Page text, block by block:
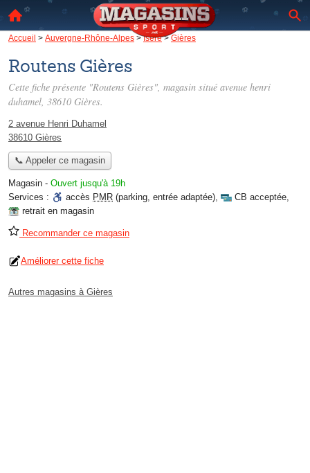
Accueil > Auvergne-Rhône-Alpes >Isère>Gières
Routens Gières
Cette fiche présente "Routens Gières", magasin situé avenue henri
duhamel, 38610 Gières.
2 avenue Henri Duhamel
38610 Gières
📞 Appeler ce magasin
Magasin - Ouvert jusqu'à 19h
Services :
accès PMR (parking, entrée adaptée), CB acceptée,
retrait en magasin
Recommander ce magasin
Améliorer cette fiche
Autres magasins à Gières